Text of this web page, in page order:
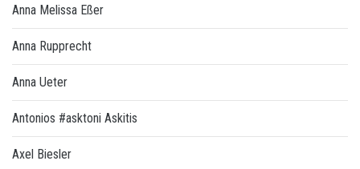
Anna Melissa Eßer
Anna Rupprecht
Anna Ueter
Antonios #asktoni Askitis
Axel Biesler